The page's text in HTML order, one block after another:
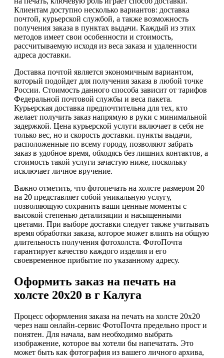
Клиентам доступно несколько вариантов: доставка
почтой, курьерской службой, а также возможность
получения заказа в пунктах выдачи. Каждый из этих
методов имеет свои особенности и стоимость,
рассчитываемую исходя из веса заказа и удаленности
адреса доставки.
Доставка почтой является экономичным вариантом,
который подойдет для получения заказа в любой точке
России. Стоимость данного способа зависит от тарифов
Федеральной почтовой службы и веса пакета.
Курьерская доставка предпочтительна для тех, кто
желает получить заказ напрямую в руки с минимальной
задержкой. Цена курьерской услуги включает в себя не
только вес, но и скорость доставки. пункты выдачи,
расположенные по всему городу, позволяют забрать
заказ в удобное время, обходясь без лишних контактов, а
стоимость такой услуги зачастую ниже, поскольку
исключает личное вручение.
Важно отметить, что фотопечать на холсте размером 20
на 20 представляет собой уникальную услугу,
позволяющую сохранить ваши ценные моменты с
высокой степенью детализации и насыщенными
цветами. При выборе доставки следует также учитывать
время обработки заказа, которое может влиять на общую
длительность получения фотохолста. ФотоПочта
гарантирует качество каждого изделия и его
своевременное прибытие по указанному адресу.
Оформить заказ на печать на
холсте 20х20 в г Калуга
Процесс оформления заказа на печать на холсте 20х20
через наш онлайн-сервис ФотоПочта предельно прост и
понятен. Для начала, вам необходимо выбрать
изображение, которое вы хотели бы напечатать. Это
может быть как фотография из вашего личного архива,